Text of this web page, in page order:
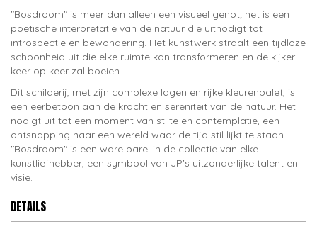
"Bosdroom" is meer dan alleen een visueel genot; het is een
poëtische interpretatie van de natuur die uitnodigt tot
introspectie en bewondering. Het kunstwerk straalt een tijdloze
schoonheid uit die elke ruimte kan transformeren en de kijker
keer op keer zal boeien.
Dit schilderij, met zijn complexe lagen en rijke kleurenpalet, is
een eerbetoon aan de kracht en sereniteit van de natuur. Het
nodigt uit tot een moment van stilte en contemplatie, een
ontsnapping naar een wereld waar de tijd stil lijkt te staan.
"Bosdroom" is een ware parel in de collectie van elke
kunstliefhebber, een symbool van JP's uitzonderlijke talent en
visie.
DETAILS